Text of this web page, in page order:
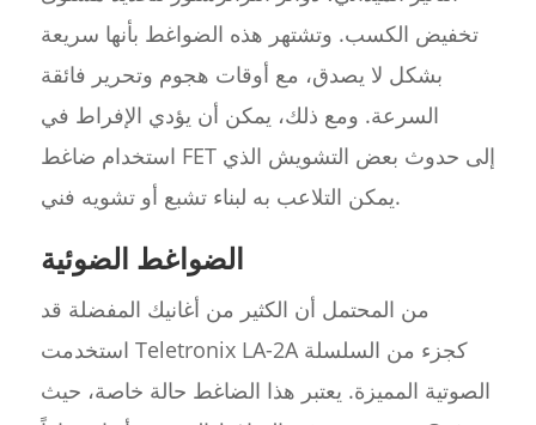
تخفيض الكسب. وتشتهر هذه الضواغط بأنها سريعة
بشكل لا يصدق، مع أوقات هجوم وتحرير فائقة
السرعة. ومع ذلك، يمكن أن يؤدي الإفراط في
استخدام ضاغط FET إلى حدوث بعض التشويش الذي
يمكن التلاعب به لبناء تشبع أو تشويه فني.
الضواغط الضوئية
من المحتمل أن الكثير من أغانيك المفضلة قد
استخدمت Teletronix LA-2A كجزء من السلسلة
الصوتية المميزة. يعتبر هذا الضاغط حالة خاصة، حيث